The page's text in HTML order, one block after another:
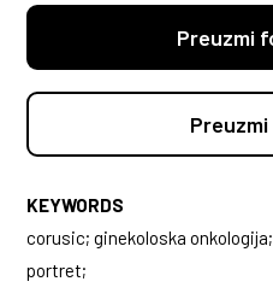
Preuzmi
KEYWORDS
corusic; ginekoloska
portret;